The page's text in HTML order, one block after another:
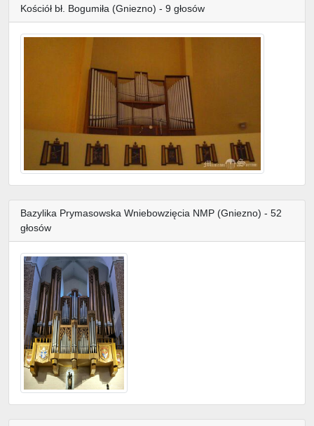
Kościół bł. Bogumiła (Gniezno) - 9 głosów
Bazylika Prymasowska Wniebowzięcia NMP (Gniezno) - 52
głosów